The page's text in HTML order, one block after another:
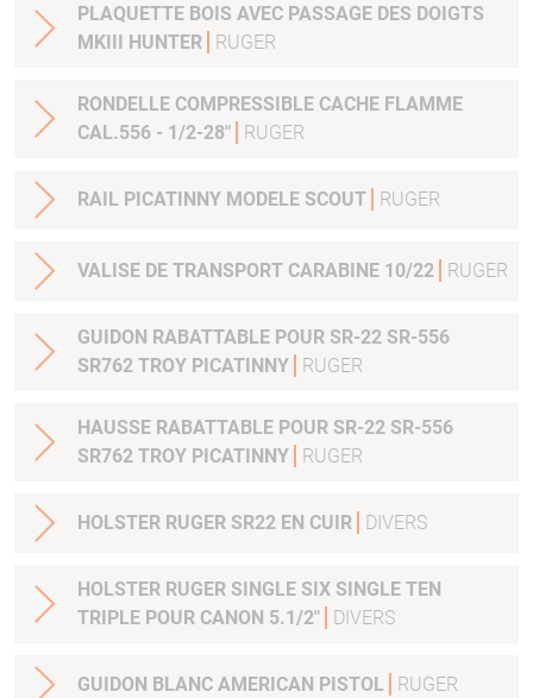
PLAQUETTE BOIS AVEC PASSAGE DES DOIGTS
MKIII HUNTER
RUGER
RONDELLE COMPRESSIBLE CACHE FLAMME
CAL.556 - 1/2-28"
RUGER
RAIL PICATINNY MODELE SCOUT RUGER
VALISE DE TRANSPORT CARABINE 10/22 RUGER
GUIDON RABATTABLE POUR SR-22 SR-556
SR762 TROY PICATINNY
RUGER
HAUSSE RABATTABLE POUR SR-22 SR-556
SR762 TROY PICATINNY
RUGER
HOLSTER RUGER SR22 EN CUIR DIVERS
HOLSTER RUGER SINGLE SIX SINGLE TEN
TRIPLE POUR CANON 5.1/2"
DIVERS
GUIDON BLANC AMERICAN PISTOL RUGER